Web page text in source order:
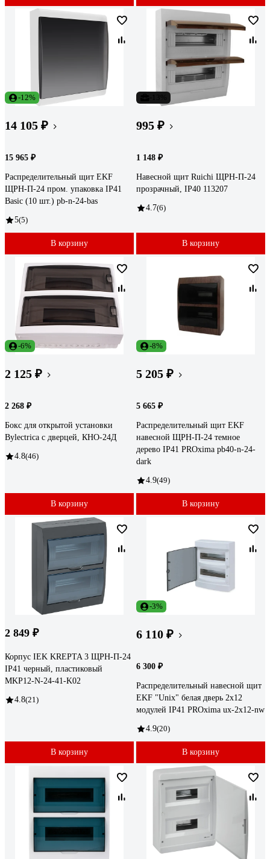
-12%
14 105 ₽
15 965 ₽
Распределительный щит EKF
ЩРН-П-24 пром. упаковка IP41
Basic (10 шт.) pb-n-24-bas
5(5)
В корзину
995 ₽
1 148 ₽
Навесной щит Ruichi ЩРН-П-24
прозрачный, IP40 113207
4.7(6)
В корзину
-6%
2 125 ₽
2 268 ₽
Бокс для открытой установки
Bylectrica с дверцей, КНО-24Д
4.8(46)
В корзину
-8%
5 205 ₽
5 665 ₽
Распределительный щит EKF
навесной ЩРН-П-24 темное
дерево IP41 PROxima pb40-n-24-
dark
4.9(49)
В корзину
2 849 ₽
Корпус IEK KREPTA 3 ЩРН-П-24
IP41 черный, пластиковый
MKP12-N-24-41-K02
4.8(21)
В корзину
-3%
6 110 ₽
6 300 ₽
Распределительный навесной щит
EKF "Unix" белая дверь 2х12
модулей IP41 PROxima ux-2x12-nw
4.9(20)
В корзину